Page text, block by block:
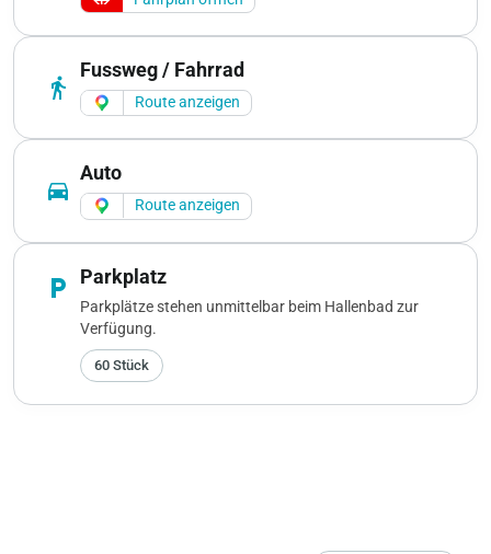
directions_walk
Fussweg / Fahrrad
Route anzeigen
directions_car
Auto
Route anzeigen
local_parking Parkplatz
Parkplätze stehen unmittelbar beim Hallenbad zur
Verfügung.
60 Stück